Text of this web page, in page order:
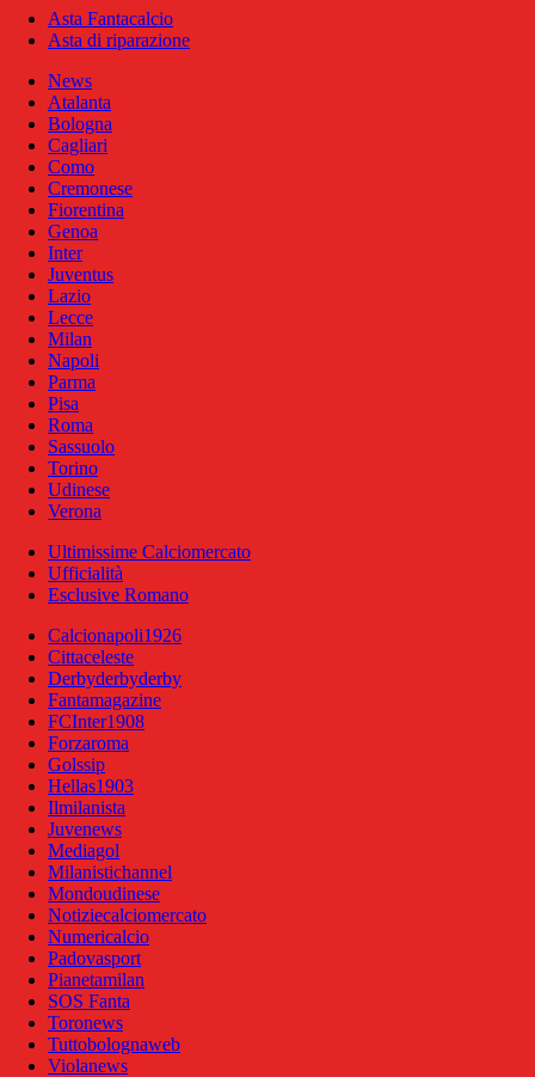
Asta Fantacalcio
Asta di riparazione
News
Atalanta
Bologna
Cagliari
Como
Cremonese
Fiorentina
Genoa
Inter
Juventus
Lazio
Lecce
Milan
Napoli
Parma
Pisa
Roma
Sassuolo
Torino
Udinese
Verona
Ultimissime Calciomercato
Ufficialità
Esclusive Romano
Calcionapoli1926
Cittaceleste
Derbyderbyderby
Fantamagazine
FCInter1908
Forzaroma
Golssip
Hellas1903
Ilmilanista
Juvenews
Mediagol
Milanistichannel
Mondoudinese
Notiziecalciomercato
Numericalcio
Padovasport
Pianetamilan
SOS Fanta
Toronews
Tuttobolognaweb
Violanews